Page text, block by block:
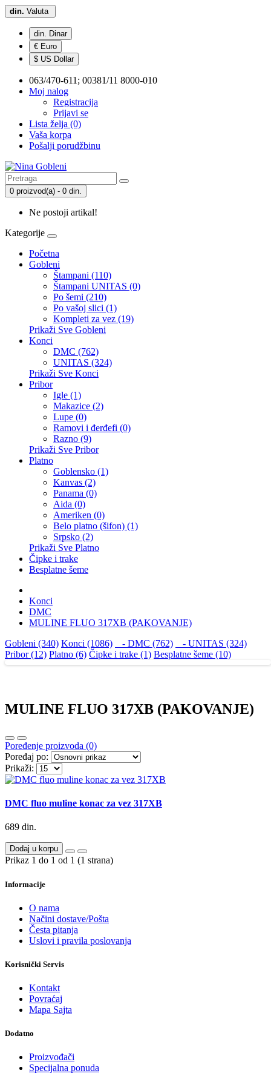
din. Valuta
din. Dinar
€ Euro
$ US Dollar
063/470-611; 00381/11 8000-010
Moj nalog
Registracija
Prijavi se
Lista želja (0)
Vaša korpa
Pošalji porudžbinu
0 proizvod(a) - 0 din.
Ne postoji artikal!
Kategorije
Početna
Gobleni
Štampani (110)
Štampani UNITAS (0)
Po šemi (210)
Po vašoj slici (1)
Kompleti za vez (19)
Prikaži Sve Gobleni
Konci
DMC (762)
UNITAS (324)
Prikaži Sve Konci
Pribor
Igle (1)
Makazice (2)
Lupe (0)
Ramovi i đerđefi (0)
Razno (9)
Prikaži Sve Pribor
Platno
Goblensko (1)
Kanvas (2)
Panama (0)
Aida (0)
Ameriken (0)
Belo platno (šifon) (1)
Srpsko (2)
Prikaži Sve Platno
Čipke i trake
Besplatne šeme
Konci
DMC
MULINE FLUO 317XB (PAKOVANJE)
Gobleni (340) Konci (1086) - DMC (762)
- UNITAS (324)
Pribor (12) Platno (6) Čipke i trake (1) Besplatne šeme (10)
MULINE FLUO 317XB (PAKOVANJE)
Poređenje proizvoda (0)
Poređaj po:
Prikaži:
DMC fluo muline konac za vez 317XB
689 din.
Dodaj u korpu
Prikaz 1 do 1 od 1 (1 strana)
Informacije
O nama
Načini dostave/Pošta
Česta pitanja
Uslovi i pravila poslovanja
Korisnički Servis
Kontakt
Povraćaj
Mapa Sajta
Dodatno
Proizvođači
Specijalna ponuda